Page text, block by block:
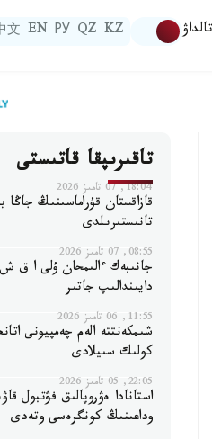
تالداۋ KZ
QZ
РУ
EN
文
تاقىرىپقا قاتىستى
18:04, 07 تامىز 2026
قازاقستان قۇراماسىنىڭ
تانىستىرىلدى
08:55, 07 تامىز 2026
جانىبەك ءالىمحان ۇلى ا ق
دايىندالىپ جاتىر
11:55, 06 تامىز 2026
شىمكەنتتە الەم چەمپيونى
كولىك سىيلادى
22:05, 05 تامىز 2026
استانادا ەۋروپالىق فۋتبول
وداعىنىڭ كونگرەسى وتەدى